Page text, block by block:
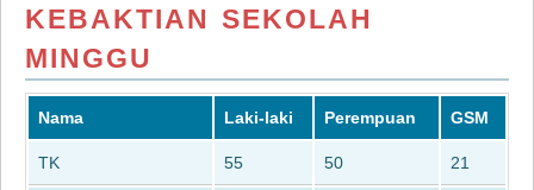
KEBAKTIAN SEKOLAH
MINGGU
Nama Laki-laki Perempuan GSM
TK 55 50 21